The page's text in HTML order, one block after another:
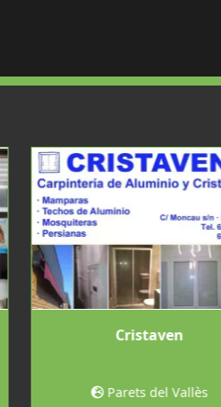
Cristaven
Parets del Vallès